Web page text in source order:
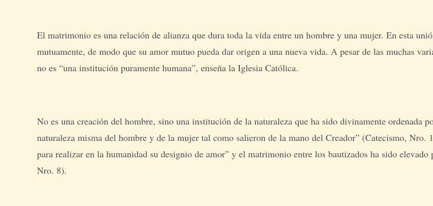
El matrimonio es una relación de alianza que dura toda la vida entre un hombre y una mujer. En esta
mutuamente, de modo que su amor mutuo pueda dar origen a una nueva vida. A pesar de las muchas
no es “una institución puramente humana”, enseña la Iglesia Católica.
No es una creación del hombre, sino una institución de la naturaleza que ha sido divinamente ordenada
naturaleza misma del hombre y de la mujer tal como salieron de la mano del Creador” (Catecismo,
para realizar en la humanidad su designio de amor” y el matrimonio entre los bautizados ha sido
Nro. 8).